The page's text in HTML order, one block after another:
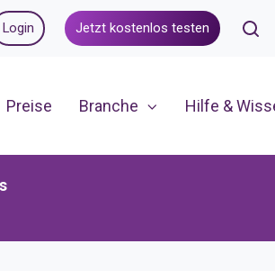
Login Jetzt kostenlos testen
Preise Branche Hilfe &